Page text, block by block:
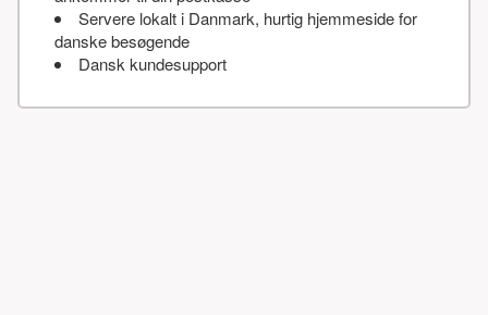
Servere lokalt i Danmark, hurtig hjemmeside for
danske besøgende
Dansk kundesupport